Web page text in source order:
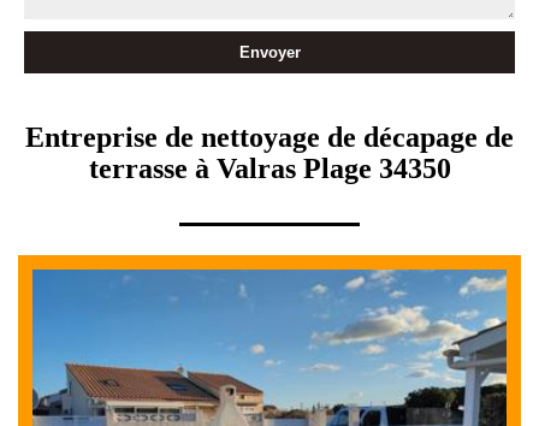
Entreprise de nettoyage de décapage de
terrasse à Valras Plage 34350